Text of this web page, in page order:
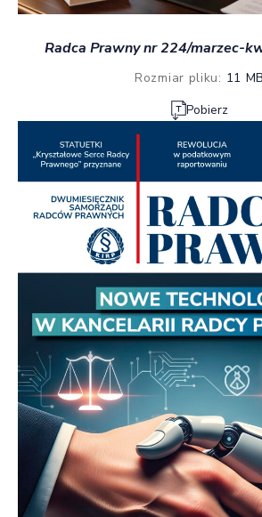
Radca Prawny nr 224/marzec-
Rozmiar pliku: 11 MB
Pobierz